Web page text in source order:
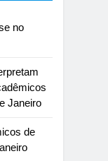
no
Janeiro
de